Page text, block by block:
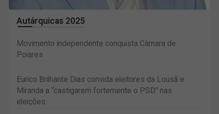
Autárquicas 2025
Movimento independente conquista Câmara de
Poiares
Eurico Brilhante Dias convida eleitores da Lousã e
Miranda a “castigarem fortemente o PSD” nas
eleições